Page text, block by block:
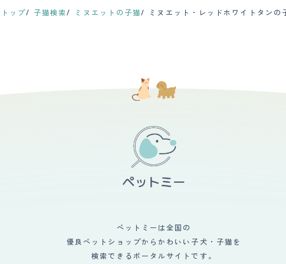
ップ 子猫検索 ミヌエットの子猫 ミヌエット・レッドホワイトタンの
ペットミーは全国の
優良ペットショップからかわいい子犬・子猫を
検索できるポータルサイトです。